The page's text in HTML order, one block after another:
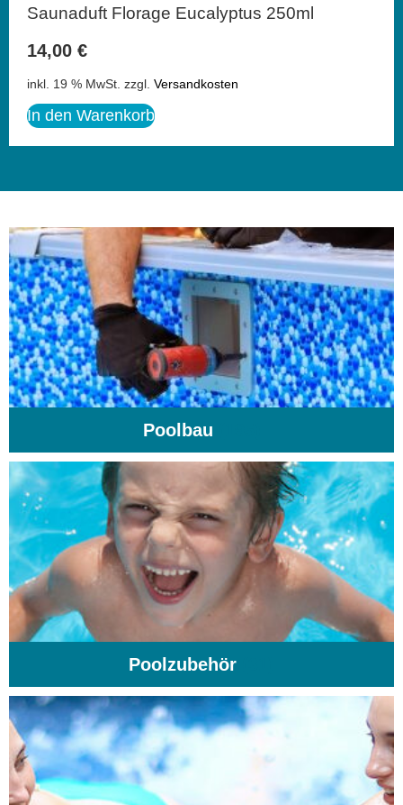
Saunaduft Florage Eucalyptus 250ml
14,00 €
inkl. 19 % MwSt. zzgl. Versandkosten
In den Warenkorb
Poolbau
Poolzubehör